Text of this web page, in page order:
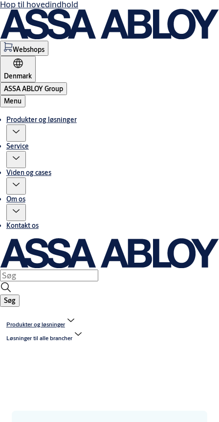
Hop til hovedindhold
Webshops
Denmark
ASSA ABLOY Group
Menu
Produkter og løsninger
Service
Viden og cases
Om os
Kontakt os
Søg
Produkter og løsninger
Løsninger til alle brancher